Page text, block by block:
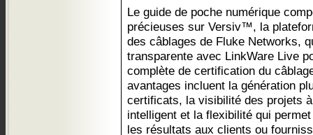
Le guide de poche numérique
précieuses sur Versiv™, la
des câblages de Fluke Networks,
transparente avec LinkWare Live
complète de certification du
avantages incluent la génération
certificats, la visibilité des projets
intelligent et la flexibilité qui
les résultats aux clients ou